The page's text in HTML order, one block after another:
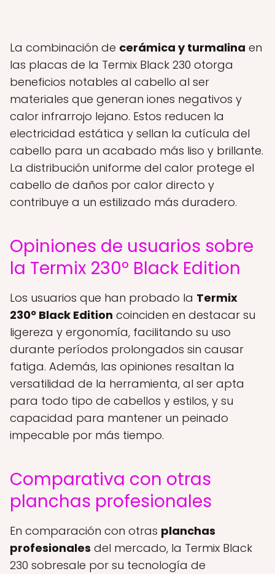
La combinación de cerámica y turmalina en
las placas de la Termix Black 230 otorga
beneficios notables al cabello al ser
materiales que generan iones negativos y
calor infrarrojo lejano. Estos reducen la
electricidad estática y sellan la cutícula del
cabello para un acabado más liso y brillante.
La distribución uniforme del calor protege el
cabello de daños por calor directo y
contribuye a un estilizado más duradero.
Opiniones de usuarios sobre
la Termix 230º Black Edition
Los usuarios que han probado la Termix
230º Black Edition coinciden en destacar su
ligereza y ergonomía, facilitando su uso
durante períodos prolongados sin causar
fatiga. Además, las opiniones resaltan la
versatilidad de la herramienta, al ser apta
para todo tipo de cabellos y estilos, y su
capacidad para mantener un peinado
impecable por más tiempo.
Comparativa con otras
planchas profesionales
En comparación con otras planchas
profesionales del mercado, la Termix Black
230 sobresale por su tecnología de